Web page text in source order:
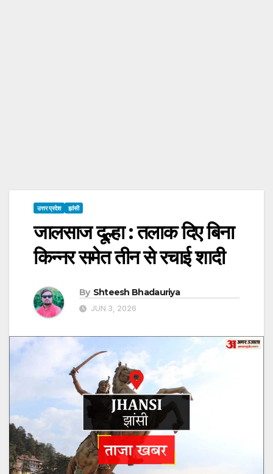
उत्तर प्रदेश झांसी
जालसाज दूल्हा : तलाक दिए बिना
किन्नर समेत तीन से रचाई शादी
By Shteesh Bhadauriya
JUN 3, 2026